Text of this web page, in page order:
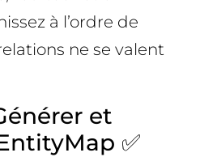
à l’ordre de
ne se valent
et
✅